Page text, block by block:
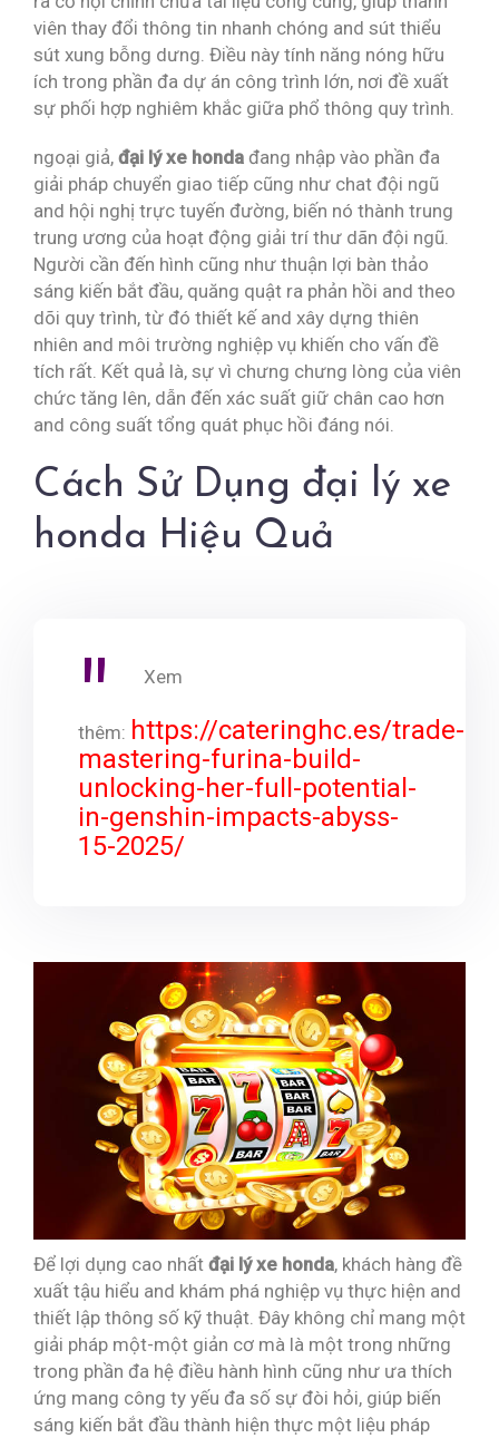
viên thay đổi thông tin nhanh chóng and sút thiểu
sút xung bỗng dưng. Điều này tính năng nóng hữu
ích trong phần đa dự án công trình lớn, nơi đề xuất
sự phối hợp nghiêm khắc giữa phổ thông quy trình.
ngoại giả, đại lý xe honda đang nhập vào phần đa
giải pháp chuyển giao tiếp cũng như chat đội ngũ
and hội nghị trực tuyến đường, biến nó thành trung
trung ương của hoạt động giải trí thư dãn đội ngũ.
Người cần đến hình cũng như thuận lợi bàn thảo
sáng kiến bắt đầu, quăng quật ra phản hồi and theo
dõi quy trình, từ đó thiết kế and xây dựng thiên
nhiên and môi trường nghiệp vụ khiến cho vấn đề
tích rất. Kết quả là, sự vì chưng chưng lòng của viên
chức tăng lên, dẫn đến xác suất giữ chân cao hơn
and công suất tổng quát phục hồi đáng nói.
Cách Sử Dụng đại lý xe
honda Hiệu Quả
Xem
thêm: https://cateringhc.es/trade-
mastering-furina-build-
unlocking-her-full-potential-
in-genshin-impacts-abyss-
15-2025/
Để lợi dụng cao nhất đại lý xe honda, khách hàng đề
xuất tậu hiểu and khám phá nghiệp vụ thực hiện and
thiết lập thông số kỹ thuật. Đây không chỉ mang một
giải pháp một-một giản cơ mà là một trong những
trong phần đa hệ điều hành hình cũng như ưa thích
ứng mang công ty yếu đa số sự đòi hỏi, giúp biến
sáng kiến bắt đầu thành hiện thực một liệu pháp